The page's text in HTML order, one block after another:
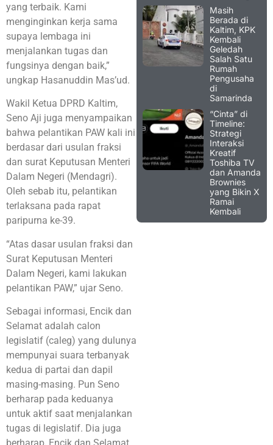
yang terbaik. Kami
menginginkan kerja sama
supaya lembaga ini
menjalankan tugas dan
fungsinya dengan baik,”
ungkap Hasanuddin Mas’ud.
Wakil Ketua DPRD Kaltim,
Seno Aji juga menyampaikan
bahwa pelantikan PAW kali ini
berdasar dari usulan fraksi
dan surat Keputusan Menteri
Dalam Negeri (Mendagri).
Oleh sebab itu, pelantikan
terlaksana pada rapat
paripurna ke-39.
“Atas dasar usulan fraksi dan
Surat Keputusan Menteri
Dalam Negeri, kami lakukan
pelantikan PAW,” ujar Seno.
Sebagai informasi, Encik dan
Selamat adalah calon
legislatif (caleg) yang dulunya
mempunyai suara terbanyak
kedua di partai dan dapil
masing-masing. Pun Seno
berharap pada keduanya
untuk aktif saat menjalankan
tugas di legislatif. Dia juga
Masih
Berada di
Kaltim, KPK
Kembali
Geledah
Salah Satu
Rumah
Pengusaha
di
Samarinda
“Cinta” di
Timeline:
Strategi
Interaksi
Kreatif
Toshiba TV
dan Amanda
Brownies
yang Bikin X
Ramai
Kembali